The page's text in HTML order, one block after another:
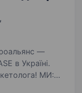
в Україні.
МИ: